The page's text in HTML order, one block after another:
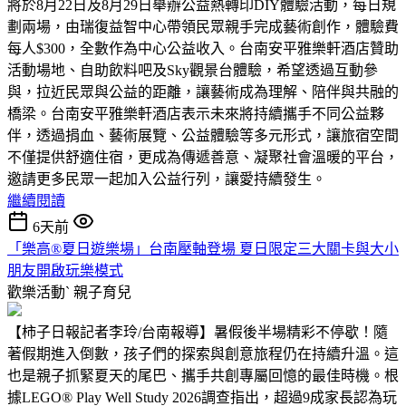
將於8月22日及8月29日舉辦公益熱轉印DIY體驗活動，每日規
劃兩場，由瑞復益智中心帶領民眾親手完成藝術創作，體驗費
每人$300，全數作為中心公益收入。台南安平雅樂軒酒店贊助
活動場地、自助飲料吧及Sky觀景台體驗，希望透過互動參
與，拉近民眾與公益的距離，讓藝術成為理解、陪伴與共融的
橋梁。台南安平雅樂軒酒店表示未來將持續攜手不同公益夥
伴，透過捐血、藝術展覽、公益體驗等多元形式，讓旅宿空間
不僅提供舒適住宿，更成為傳遞善意、凝聚社會溫暖的平台，
邀請更多民眾一起加入公益行列，讓愛持續發生。
繼續閱讀
6天前
「樂高®夏日遊樂場」台南壓軸登場 夏日限定三大關卡與大小
朋友開啟玩樂模式
歡樂活動ˋ 親子育兒
【柿子日報記者李玲/台南報導】暑假後半場精彩不停歇！隨
著假期進入倒數，孩子們的探索與創意旅程仍在持續升溫。這
也是親子抓緊夏天的尾巴、攜手共創專屬回憶的最佳時機。根
據LEGO® Play Well Study 2026調查指出，超過9成家長認為玩